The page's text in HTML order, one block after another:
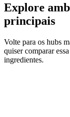
Explore
principais
Volte para os hubs
quiser comparar
ingredientes.